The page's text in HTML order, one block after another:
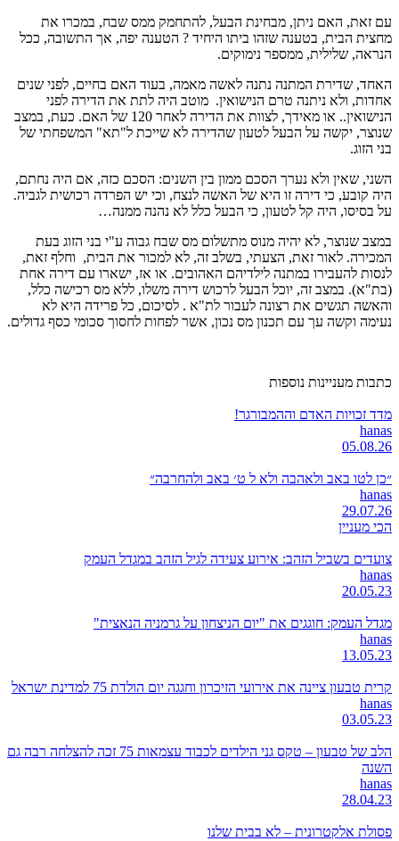
עם זאת, האם ניתן, מבחינת הבעל, להתחמק ממס שבח, במכרו את
מחצית הבית, בטענה שזהו ביתו היחיד ? הטענה יפה, אך התשובה, ככל
הנראה, שלילית, ממספר נימוקים.
האחד, שדירת המתנה נתנה לאשה מאמה, בעוד האם בחיים, לפני שנים
אחדות, ולא ניתנה טרם הנישואין. מוטב היה לתת את הדירה לפני
הנישואין.. או מאידך, לצוות את הדירה לאחר 120 של האם. כעת, במצב
שנוצר, יקשה על הבעל לטעון שהדירה לא שייכת ל"תא" המשפחתי של
בני הזוג.
השני, שאין ולא נערך הסכם ממון בין השנים: הסכם כזה, אם היה נחתם,
היה קובע, כי דירה זו היא של האשה לנצח, וכי יש הפרדה רכושית לגביה.
על בסיסו, היה קל לטעון, כי הבעל כלל לא נהנה ממנה…
במצב שנוצר, לא יהיה מנוס מתשלום מס שבח גבוה ע"י בני הזוג בעת
המכירה. לאור זאת, הצעתי, בשלב זה, לא למכור את הבית, וחלף זאת,
לנסות להעבירו במתנה לילדיהם האהובים. או אז, ישארו עם דירה אחת
(בת"א). במצב זה, יוכל הבעל לרכוש דירה משלו, ללא מס רכישה כלל,
והאשה תגשים את רצונה לעבור לת"א . לסיכום, כל פרידה היא לא
נעימה וקשה עך עם תכנון מס נכון, אשר לפחות לחסוך סכומי כסף גדולים.
כתבות מעניינות נוספות
מדד זכויות האדם וההמבורגר!
hanas
05.08.26
״כן לטו באב ולאהבה ולא ל ט׳ באב ולהחרבה״
hanas
29.07.26
הכי מעניין
צועדים בשביל הזהב: אירוע צעידה לגיל הזהב במגדל העמק
hanas
20.05.23
מגדל העמק: חוגגים את "יום הניצחון על גרמניה הנאצית"
hanas
13.05.23
קרית טבעון ציינה את אירועי הזיכרון וחגגה יום הולדת 75 למדינת ישראל
hanas
03.05.23
הלב של טבעון – טקס גני הילדים לכבוד עצמאות 75 זכה להצלחה רבה גם
השנה
hanas
28.04.23
פסולת אלקטרונית – לא בבית שלנו